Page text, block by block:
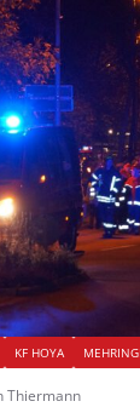
KF HOYA
Thiermann